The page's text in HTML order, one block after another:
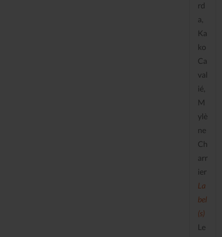
rd
a,
Ka
ko
Ca
val
ié,
M
ylè
ne
Ch
arr
ier
La
bel
(s)
Le